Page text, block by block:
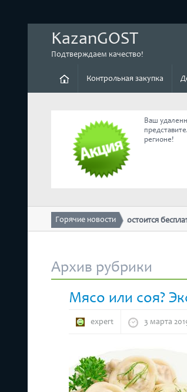
KazanGOST
Подтверждаем качество!
Контрольная закупка
Ваш
регионе!
Горячие новости
10 февраля в ТПП РТ состоится бесплатный
Архив рубрики
Мясо или соя?
expert 3 марта